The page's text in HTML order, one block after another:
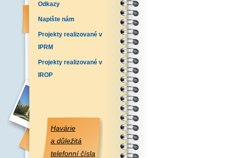
Odkazy
Napište nám
Projekty realizované v
IPRM
Projekty realizované v
IROP
Havárie
a důležitá
telefonní čísla